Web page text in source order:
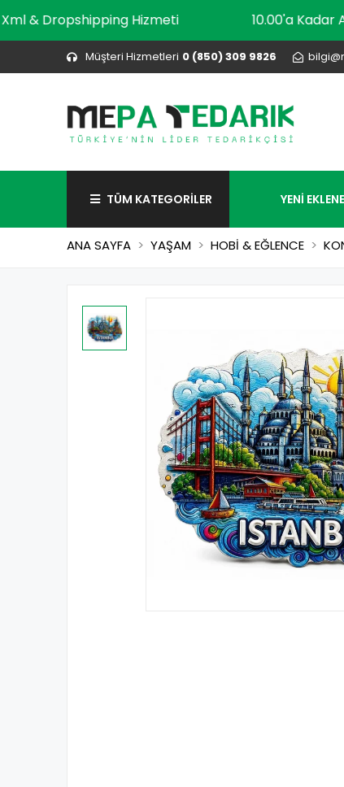
Xml & Dropshipping Hizmeti 10.00'a
Müşteri Hizmetleri 0 (850) 309 9826
TÜM KATEGORİLER YENİ
ANA SAYFA YAŞAM HOBİ & EĞLENCE